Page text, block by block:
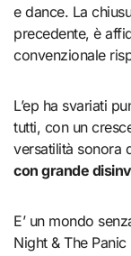
e dance. La
precedente, è
convenzionale
L’ep ha svariati
tutti, con un
versatilità sonora
con grande
E’ un mondo
Night & The